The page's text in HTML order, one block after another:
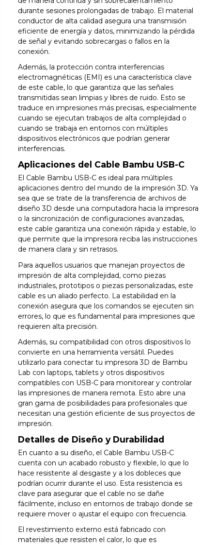
durante sesiones prolongadas de trabajo. El material
conductor de alta calidad asegura una transmisión
eficiente de energía y datos, minimizando la pérdida
de señal y evitando sobrecargas o fallos en la
conexión.
Además, la protección contra interferencias
electromagnéticas (EMI) es una característica clave
de este cable, lo que garantiza que las señales
transmitidas sean limpias y libres de ruido. Esto se
traduce en impresiones más precisas, especialmente
cuando se ejecutan trabajos de alta complejidad o
cuando se trabaja en entornos con múltiples
dispositivos electrónicos que podrían generar
interferencias.
Aplicaciones del Cable Bambu USB-C
El Cable Bambu USB-C es ideal para múltiples
aplicaciones dentro del mundo de la impresión 3D. Ya
sea que se trate de la transferencia de archivos de
diseño 3D desde una computadora hacia la impresora
o la sincronización de configuraciones avanzadas,
este cable garantiza una conexión rápida y estable, lo
que permite que la impresora reciba las instrucciones
de manera clara y sin retrasos.
Para aquellos usuarios que manejan proyectos de
impresión de alta complejidad, como piezas
industriales, prototipos o piezas personalizadas, este
cable es un aliado perfecto. La estabilidad en la
conexión asegura que los comandos se ejecuten sin
errores, lo que es fundamental para impresiones que
requieren alta precisión.
Además, su compatibilidad con otros dispositivos lo
convierte en una herramienta versátil. Puedes
utilizarlo para conectar tu impresora 3D de Bambu
Lab con laptops, tablets y otros dispositivos
compatibles con USB-C para monitorear y controlar
las impresiones de manera remota. Esto abre una
gran gama de posibilidades para profesionales que
necesitan una gestión eficiente de sus proyectos de
impresión.
Detalles de Diseño y Durabilidad
En cuanto a su diseño, el Cable Bambu USB-C
cuenta con un acabado robusto y flexible, lo que lo
hace resistente al desgaste y a los dobleces que
podrían ocurrir durante el uso. Esta resistencia es
clave para asegurar que el cable no se dañe
fácilmente, incluso en entornos de trabajo donde se
requiere mover o ajustar el equipo con frecuencia.
El revestimiento externo está fabricado con
materiales que resisten el calor, lo que es